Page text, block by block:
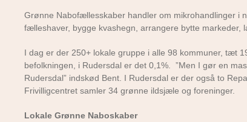
Grønne Nabofællesskaber handler om mikrohandlinger i
fælleshaver, bygge kvashegn, arrangere bytte
I dag er der 250+ lokale gruppe i alle 98 kommuner, tæt
befolkningen, i Rudersdal er det 0,1%. ”Men I gør en
Rudersdal” indskød Bent. I Rudersdal er der også to
Frivilligcentret samler 34 grønne ildsjæle og foreninger.
Lokale Grønne Naboskaber